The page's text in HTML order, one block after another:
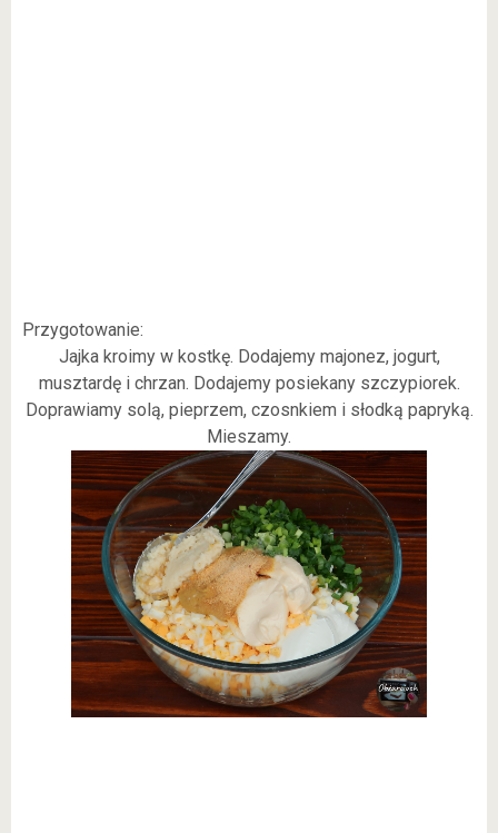
Przygotowanie:
Jajka kroimy w kostkę. Dodajemy majonez, jogurt,
musztardę i chrzan. Dodajemy posiekany szczypiorek.
Doprawiamy solą, pieprzem, czosnkiem i słodką papryką.
Mieszamy.